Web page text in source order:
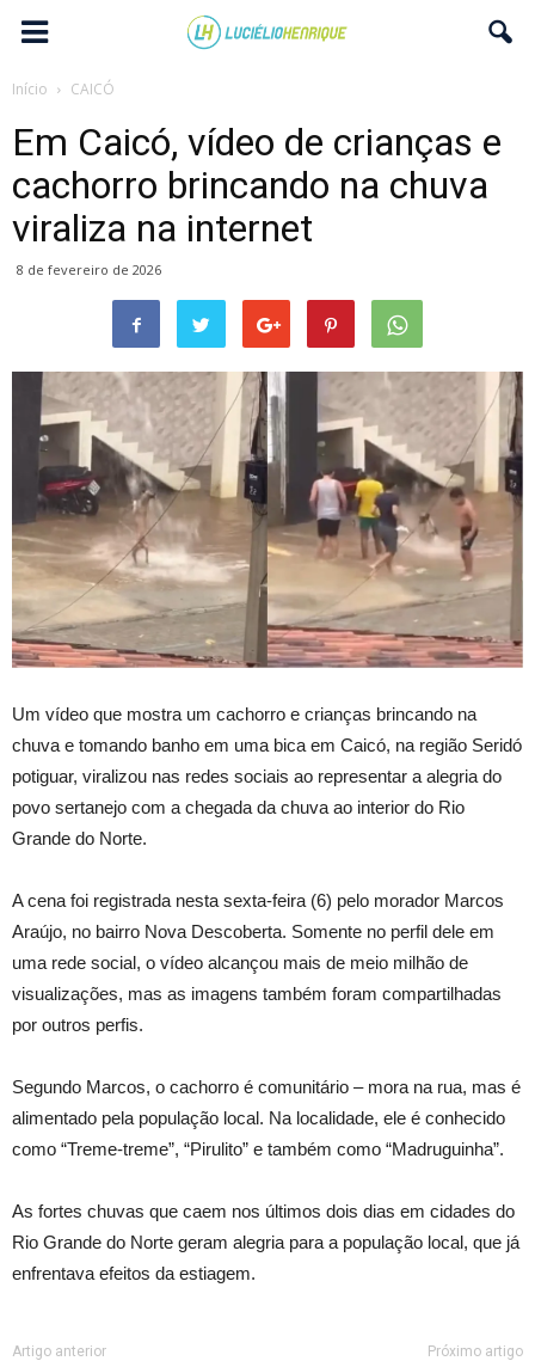
Início CAICÓ
Em Caicó, vídeo de crianças e
cachorro brincando na chuva
viraliza na internet
8 de fevereiro de 2026
Um vídeo que mostra um cachorro e crianças brincando na
chuva e tomando banho em uma bica em Caicó, na região Seridó
potiguar, viralizou nas redes sociais ao representar a alegria do
povo sertanejo com a chegada da chuva ao interior do Rio
Grande do Norte.
A cena foi registrada nesta sexta-feira (6) pelo morador Marcos
Araújo, no bairro Nova Descoberta. Somente no perfil dele em
uma rede social, o vídeo alcançou mais de meio milhão de
visualizações, mas as imagens também foram compartilhadas
por outros perfis.
Segundo Marcos, o cachorro é comunitário – mora na rua, mas é
alimentado pela população local. Na localidade, ele é conhecido
como “Treme-treme”, “Pirulito” e também como “Madruguinha”.
As fortes chuvas que caem nos últimos dois dias em cidades do
Rio Grande do Norte geram alegria para a população local, que já
enfrentava efeitos da estiagem.
Artigo anterior Próximo artigo